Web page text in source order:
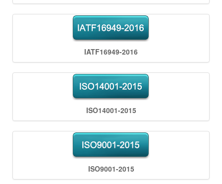
IATF16949-2016
ISO14001-2015
ISO9001-2015